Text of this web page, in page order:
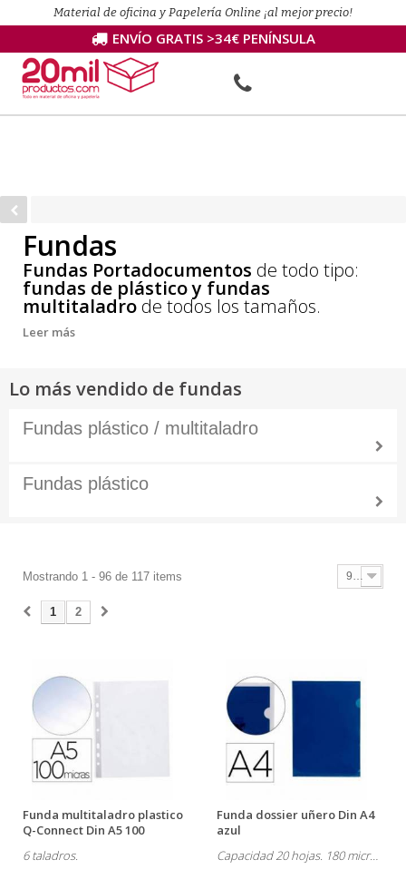
Material de oficina y Papelería Online ¡al mejor precio!
ENVÍO GRATIS >34€ PENÍNSULA
Fundas
Fundas Portadocumentos de todo tipo:
fundas de plástico y fundas
multitaladro de todos los tamaños.
Leer más
Lo más vendido de fundas
Fundas plástico / multitaladro
Fundas plástico
Mostrando 1 - 96 de 117 items 96
1 2
Funda multitaladro plastico
Q-Connect Din A5 100
6 taladros.
Funda dossier uñero Din A4
azul
Capacidad 20 hojas. 180 micras.